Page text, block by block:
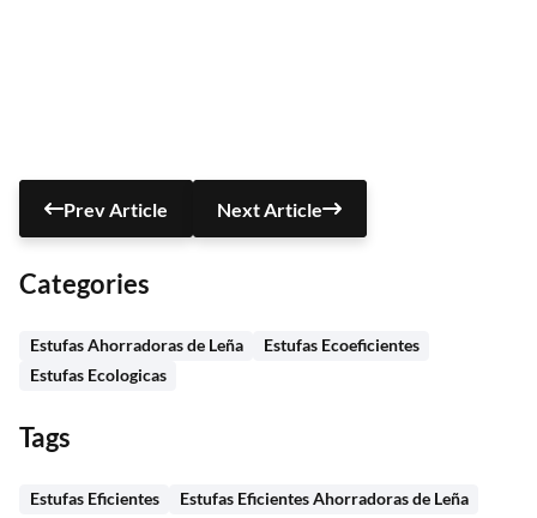
Prev Article Next Article
Categories
Estufas Ahorradoras de Leña
Estufas Ecoeficientes
Estufas Ecologicas
Tags
Estufas Eficientes Estufas Eficientes Ahorradoras de Leña